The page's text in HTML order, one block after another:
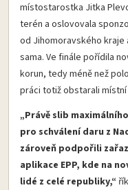
místostarostka Jitka
terén a oslovovala
od Jihomoravského
sama. Ve finále pořídila
korun, tedy méně než
práci totiž obstarali
„Právě slib
pro schválení daru z
zároveň podpořili
aplikace EPP, kde na
lidé z celé republiky,“